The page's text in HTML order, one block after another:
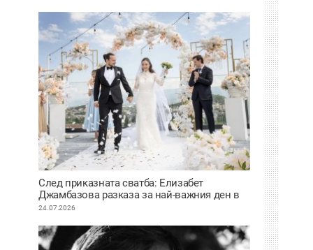
След приказната сватба: Елизабет
Джамбазова разказа за най-важния ден в
живота си
24.07.2026